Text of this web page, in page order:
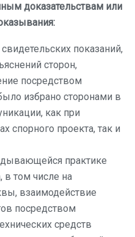
доказательствам или
показаний,
сторон,
посредством
избрано сторонами в
как при
спорного проекта, так и
практике
в том числе на
взаимодействие
посредством
средств